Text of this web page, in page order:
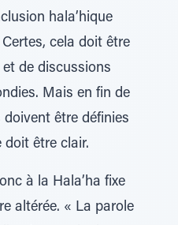
hala’hique
cela doit être
de discussions
Mais en fin de
être définies
être clair.
à la Hala’ha fixe
altérée. « La parole